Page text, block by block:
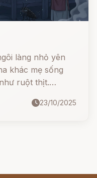
làng nhỏ yên
khác mẹ sống
ruột thịt.
ghẻ tham lam
23/10/2025